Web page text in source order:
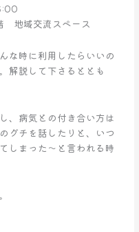
地域交流スペース
な時に利用したらいいの
解説して下さるととも
、病気との付き合い方は
グチを話したりと、いつ
しまった～と言われる時